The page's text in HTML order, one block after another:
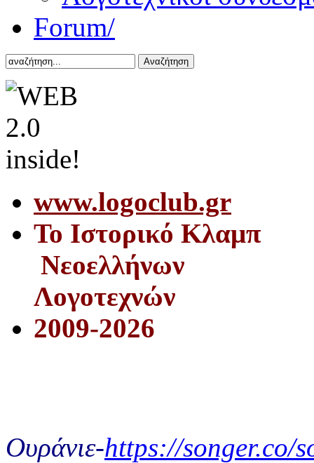
Forum/
Αναζήτηση
www.logoclub.gr
Το Iστορικό Κλαμπ
Νεοελλήνων
Λογοτεχνών
2009-2026
Ουράνιε-https://songer.co/